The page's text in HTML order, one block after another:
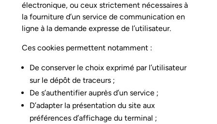
électronique, ou ceux strictement nécessaires à
la fourniture d’un service de communication en
ligne à la demande expresse de l’utilisateur.
Ces cookies permettent notamment :
De conserver le choix exprimé par l’utilisateur
sur le dépôt de traceurs ;
De s’authentifier auprès d’un service ;
D’adapter la présentation du site aux
préférences d’affichage du terminal ;